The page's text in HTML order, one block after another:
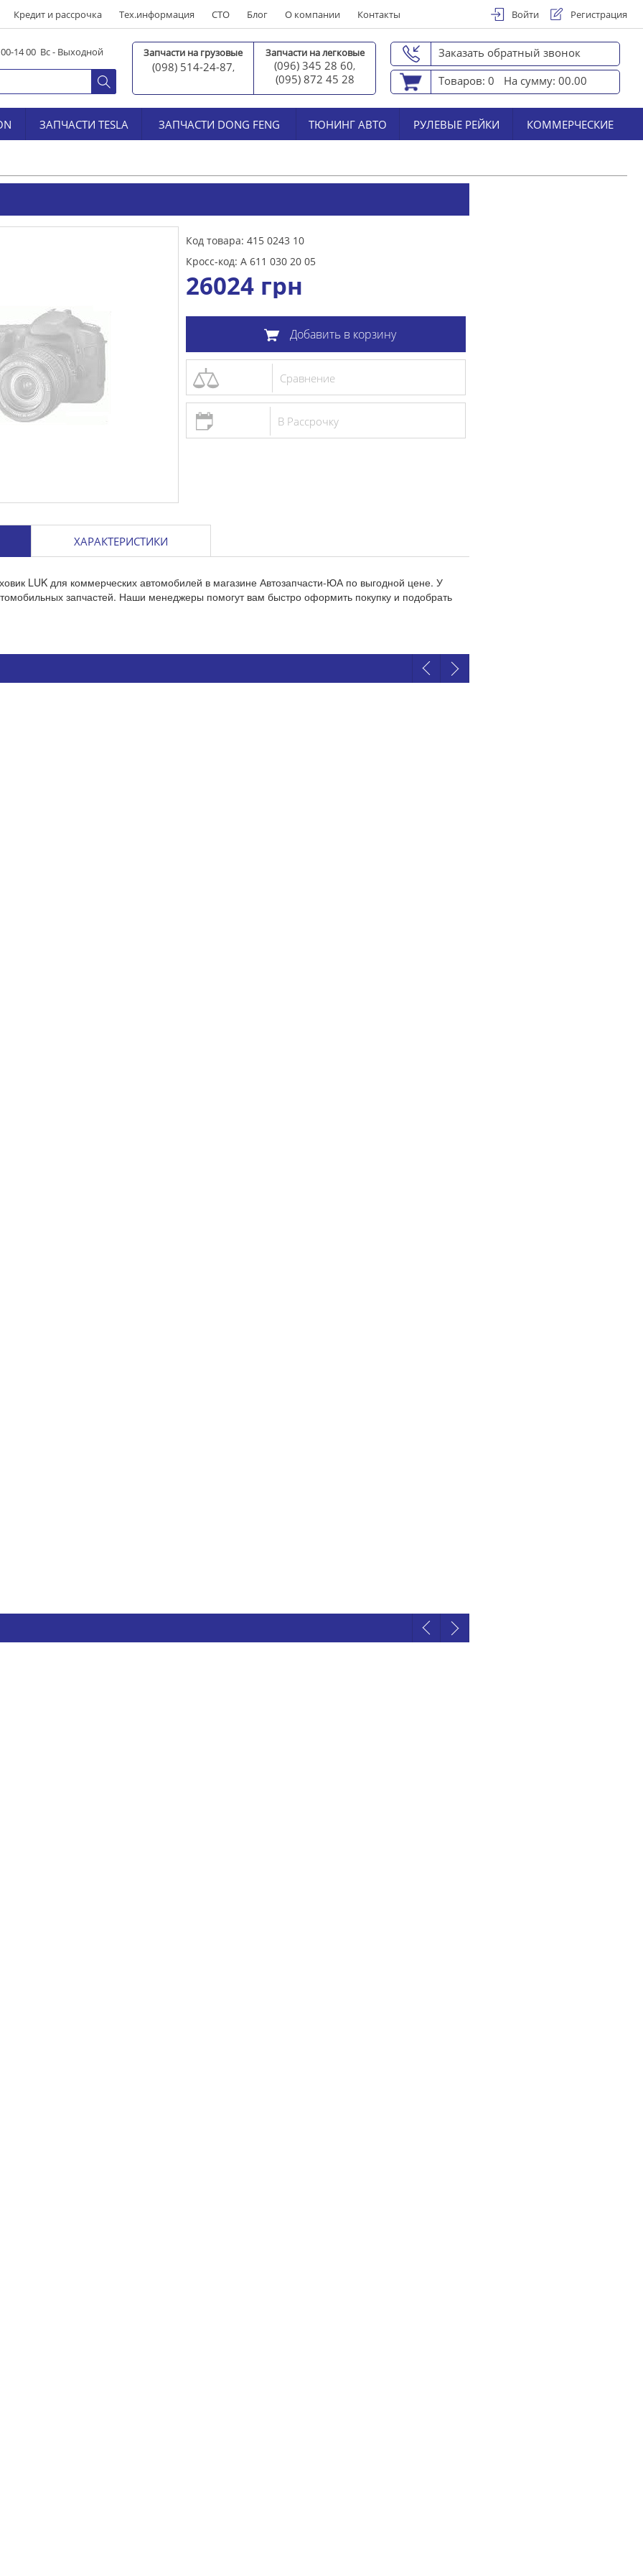
Кредит и рассрочка Тех.информация СТО Блог О компании Контакты Войти Регистрация
14 00 Вс - Выходной Запчасти на грузовые
(098) 514-24-87,
Запчасти на легковые
(096) 345 28 60,
(095) 872 45 28
Заказать обратный звонок
Товаров: 0
На сумму: 00.00
ЗАПЧАСТИ TESLA ЗАПЧАСТИ DONG FENG ТЮНИНГ АВТО РУЛЕВЫЕ РЕЙКИ КОММЕРЧЕСКИЕ
Код товара: 415 0243 10
Кросс-код: A 611 030 20 05
26024 грн
Добавить в корзину
Сравнение
В Рассрочку
ХАРАКТЕРИСТИКИ
LUK для коммерческих автомобилей в магазине Автозапчасти-ЮА по выгодной цене. У
запчастей. Наши менеджеры помогут вам быстро оформить покупку и подобрать